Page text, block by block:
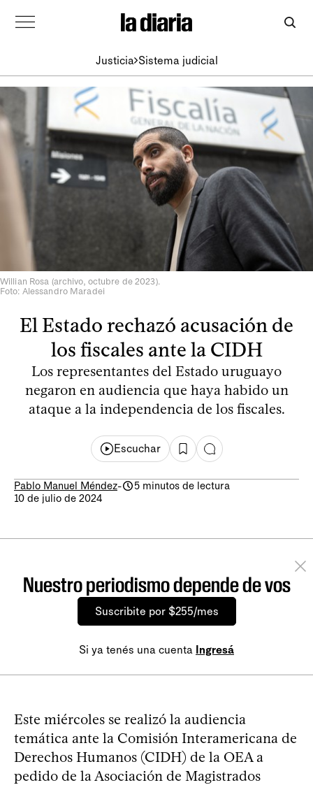
Justicia Sistema judicial
Willian Rosa (archivo, octubre de 2023).
Foto: Alessandro Maradei
El Estado rechazó acusación de
los fiscales ante la CIDH
Los representantes del Estado uruguayo
negaron en audiencia que haya habido un
ataque a la independencia de los fiscales.
Escuchar
Pablo Manuel Méndez-
5 minutos de lectura
10 de julio de 2024
Nuestro periodismo depende de vos
Suscribite por $255/mes
Si ya tenés una cuenta Ingresá
Este miércoles se realizó la audiencia
temática ante la Comisión Interamericana de
Derechos Humanos (CIDH) de la OEA a
pedido de la Asociación de Magistrados